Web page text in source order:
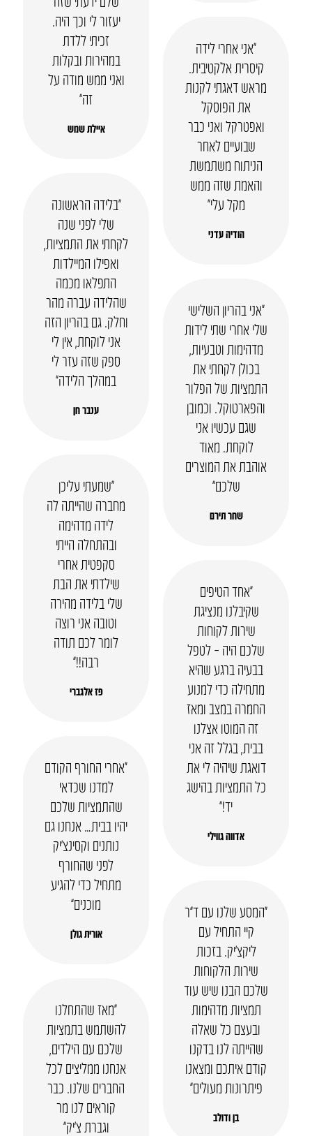
יעזור לי וכך היה.
זכיתי ללדת
במהירות ובקלות
ואני ממש מודה על
זה”
איילת שמש
“אני אחרי לידה
קיסרית אלקטיבית.
מראש דאגתי לקנות
את הפוסקל
ואפטרקל ואני כבר
שבועיים לאחר
הניתוח משתמשת
והאמת שזה ממש
מקל עלי״
הודיה עדני
“בלידה הראשונה
שלי לפני שנה
לקחתי את התמציות,
ואפילו המיילדות
התפלאו מכמה
שהלידה עברה מהר
וחלק. גם בהריון הזה
אני לוקחת, אין לי
ספק שזה עזר לי
במהלך הלידה”
ענבר חן
“אני בהריון השלישי
שלי אחרי שתי לידות
מדהימות וטבעיות,
בכולן לקחתי את
התמציות של הפלור
והפארטוקל. וכמובן
שגם עכשיו אני
לוקחת. מאוד
אוהבת את המוצרים
שלכם”
שחר תירם
“שמעתי עליכן
מחברה שהייתה לה
לידה מדהימה
ובהתחלה הייתי
סקפטית אחרי
שילדתי את הבת
שלי בלידה מהירה
וטובה אני רוצה
לומר לכם תודה
רבה!!”
פז אלגברי
“אחד הטיפים
שקיבלנו מנציגת
שירות לקוחות
שלכם היה – לטפל
בבעיה ברגע שהיא
מתחילה כדי למנוע
החמרה במצב ומאז
זה המוטו אצלנו
בבית, בגלל זה אני
דואגת שיהיה לי את
כל התמציות בהישג
יד!”
אדווה גווילי
“אחרי החורף הקודם
למדנו שכדאי
שהתמציות שלכם
יהיו בבית… אנחנו גם
נותנים וקסינצ’יק
לפני שהחורף
מתחיל כדי להגיע
מוכנים”
אורית גולן
“המסע שלנו עם ד”ר
קיי התחיל עם
ליקצ’יק. בזכות
שירות הלקוחות
שלכם הבנו שיש עוד
תמציות מדהימות
ובעצם כל שאלה
שהייתה לנו בדקנו
קודם איתכם ומצאנו
פיתרונות מעולים”
בן ודולב
“מאז שהתחלנו
להשתמש בתמציות
שלכם עם הילדים,
אנחנו ממליצים לכל
החברים שלנו. כבר
קוראים לנו מר
וגברת צ’יק”